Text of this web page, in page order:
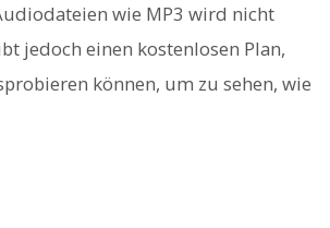
wie MP3 wird nicht
jedoch einen kostenlosen Plan,
können, um zu sehen, wie